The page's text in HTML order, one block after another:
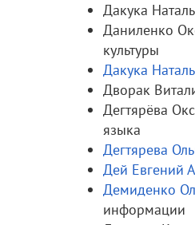
Дакука
Даниленко
культуры
Дакука
Дворак
Дегтярёва
языка
Дегтярева
Дей Евгений
Демиденко
информации